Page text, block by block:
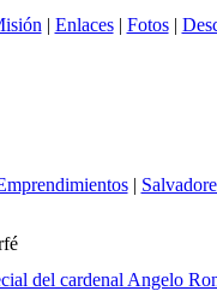
| Enlaces| Fotos|
|
del cardenal Angelo